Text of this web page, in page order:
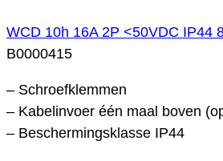
WCD 10h 16A 2P <50VDC IP44
B0000415
– Schroefklemmen
– Kabelinvoer één maal boven
– Beschermingsklasse IP44